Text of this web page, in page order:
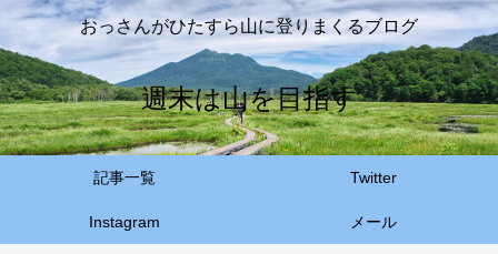
おっさんがひたすら山に登りまくるブログ
週末は山を目指す
記事一覧 Twitter
Instagram メール